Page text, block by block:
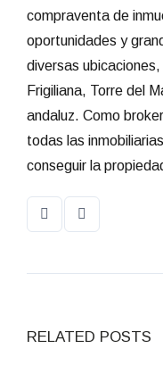
compraventa de
oportunidades y
diversas
Frigiliana, Torre del
andaluz. Como
todas las
conseguir la
RELATED POSTS